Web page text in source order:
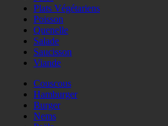
Plats Végétariens
Poisson
Quenelle
Salade
Saucisson
Viande
Couscous
Hamburger
Burger
Nems